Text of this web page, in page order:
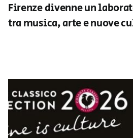
Firenze divenne un
tra musica, arte e nuove